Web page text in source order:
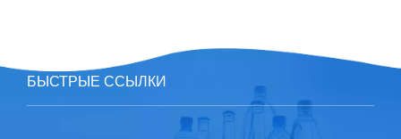
БЫСТРЫЕ ССЫЛКИ